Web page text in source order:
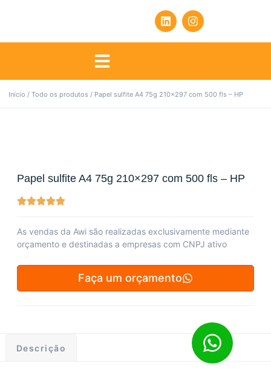
Início / Todo os produtos / Papel sulfite A4 75g 210×297 com 500 fls – HP
Papel sulfite A4 75g 210×297 com 500 fls – HP
As vendas da Awi são realizadas exclusivamente mediante
orçamento e destinadas a empresas com CNPJ ativo
Faça um orçamento
Descrição